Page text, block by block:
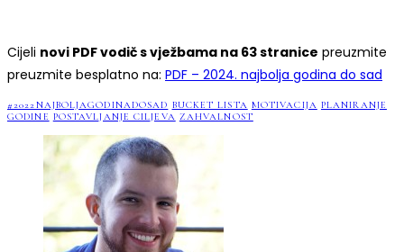
Cijeli novi PDF vodič s vježbama na 63 stranice preuzmite
preuzmite besplatno na: PDF – 2024. najbolja godina do sad
#2022NAJBOLJAGODINADOSAD BUCKET LISTA MOTIVACIJA PLANIRANJE
GODINE POSTAVLJANJE CILJEVA ZAHVALNOST